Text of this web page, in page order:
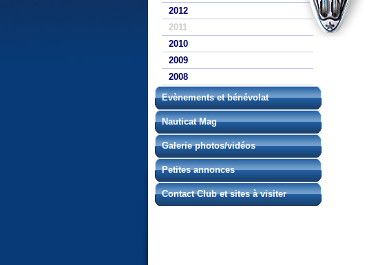
2012
2011
2010
2009
2008
Evènements et bénévolat
Nauticat Mag
Galerie photos/vidéos
Petites annonces
Contact Club et sites à visiter